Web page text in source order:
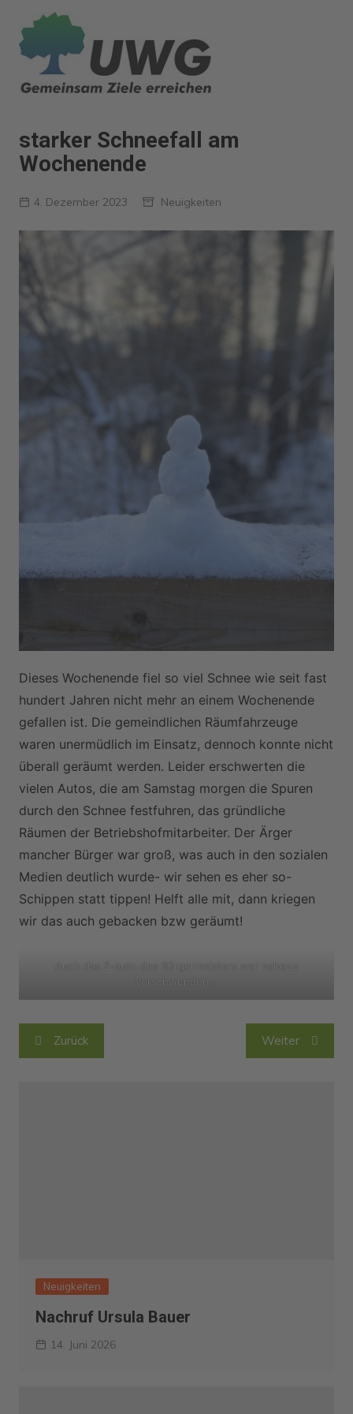
Inhalt
springen
starker Schneefall am
Wochenende
4. Dezember 2023 Neuigkeiten
Dieses Wochenende fiel so viel Schnee wie seit fast
hundert Jahren nicht mehr an einem Wochenende
gefallen ist. Die gemeindlichen Räumfahrzeuge
waren unermüdlich im Einsatz, dennoch konnte nicht
überall geräumt werden. Leider erschwerten die
vielen Autos, die am Samstag morgen die Spuren
durch den Schnee festfuhren, das gründliche
Räumen der Betriebshofmitarbeiter. Der Ärger
mancher Bürger war groß, was auch in den sozialen
Medien deutlich wurde- wir sehen es eher so-
Schippen statt tippen! Helft alle mit, dann kriegen
wir das auch gebacken bzw geräumt!
Auch das E-auto des Bürgermeisters war nahezu
verschwunden…
Beitragsnavigation
Zurück Weiter
Neuigkeiten
Nachruf Ursula Bauer
14. Juni 2026